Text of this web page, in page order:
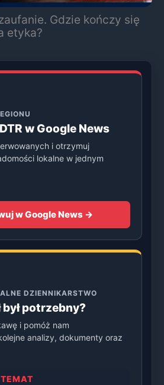
Gdzie kończy się
etyka?
w Google News
i otrzymuj
lokalne w jednym
w Google News →
DZIENNIKARSTWO
był potrzebny?
i pomóż nam
analizy, dokumenty oraz